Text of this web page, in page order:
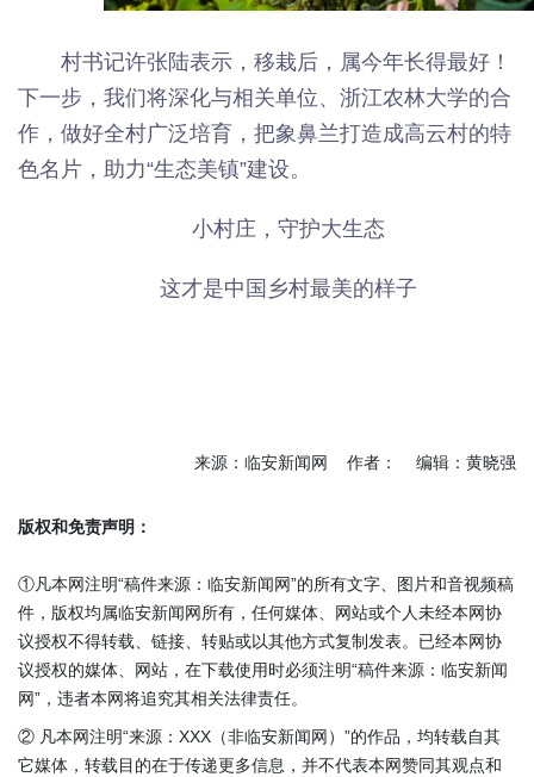
村书记许张陆表示，移栽后，属今年长得最好！
下一步，我们将深化与相关单位、浙江农林大学的合
作，做好全村广泛培育，把象鼻兰打造成高云村的特
色名片，助力“生态美镇”建设。
小村庄，守护大生态
这才是中国乡村最美的样子
来源：临安新闻网 作者： 编辑：黄晓强
版权和免责声明：
①凡本网注明“稿件来源：临安新闻网”的所有文字、图片和音视频稿
件，版权均属临安新闻网所有，任何媒体、网站或个人未经本网协
议授权不得转载、链接、转贴或以其他方式复制发表。已经本网协
议授权的媒体、网站，在下载使用时必须注明“稿件来源：临安新闻
网”，违者本网将追究其相关法律责任。
② 凡本网注明“来源：XXX（非临安新闻网）”的作品，均转载自其
它媒体，转载目的在于传递更多信息，并不代表本网赞同其观点和